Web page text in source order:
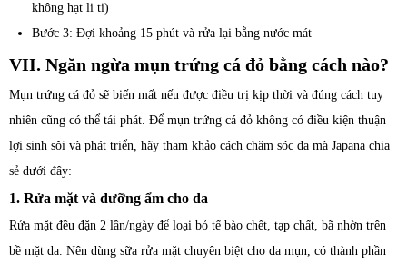
không hạt li ti)
Bước 3: Đợi khoảng 15 phút và rửa lại bằng nước mát
VII. Ngăn ngừa mụn trứng cá đỏ bằng cách nào?
Mụn trứng cá đỏ sẽ biến mất nếu được điều trị kịp thời và đúng cách tuy
nhiên cũng có thể tái phát. Để mụn trứng cá đỏ không có điều kiện thuận
lợi sinh sôi và phát triển, hãy tham khảo cách chăm sóc da mà Japana chia
sẻ dưới đây:
1. Rửa mặt và dưỡng ẩm cho da
Rửa mặt đều đặn 2 lần/ngày để loại bỏ tế bào chết, tạp chất, bã nhờn trên
bề mặt da. Nên dùng sữa rửa mặt chuyên biệt cho da mụn, có thành phần